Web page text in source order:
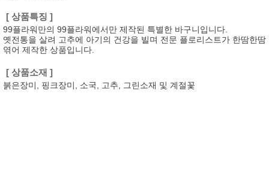
[ 상품특징 ]
99플라워만의 99플라워에서만 제작된 특별한 바구니입니다.
옛전통을 살려 고추에 아기의 건강을 빌며 전문 플로리스트가 한땀한땀
엮어 제작한 상품입니다.
[ 상품소재 ]
붉은장미, 핑크장미, 소국, 고추, 그린소재 및 계절꽃